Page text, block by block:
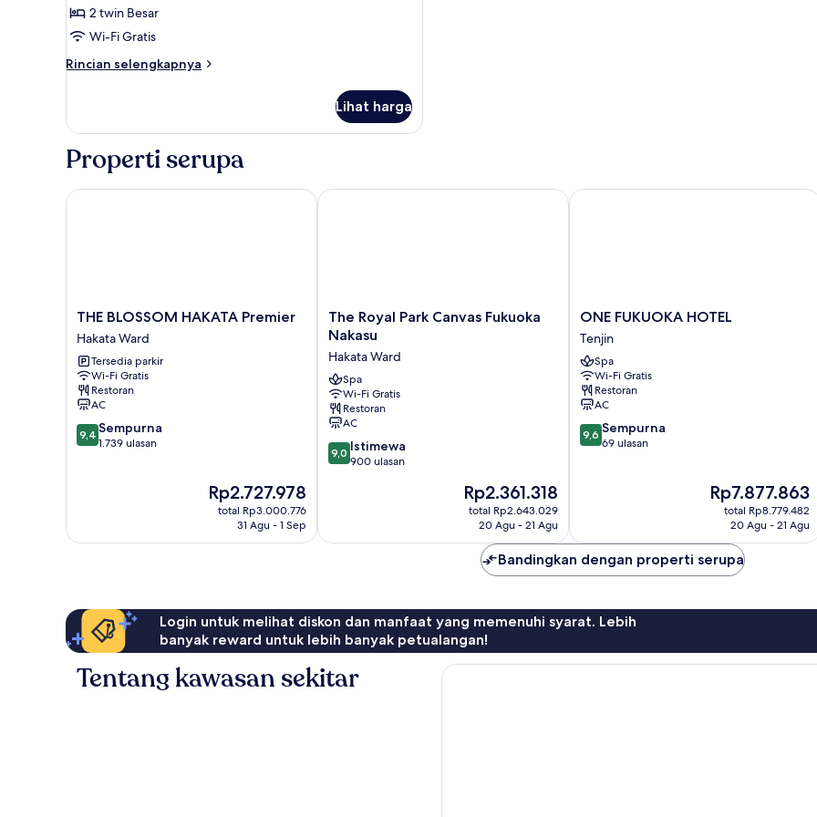
(Club
Lounge
Access)
2 twin Besar
Wi-Fi Gratis
Rincian selengkapnya
Rincian
Kamar
Bebas
Rokok
Lihat harga
Properti serupa
THE
BLOSSOM
HAKATA
Premier
Hakata
Ward
THE BLOSSOM HAKATA Premier
Hakata Ward
Tersedia parkir
Wi-Fi Gratis
Restoran
AC
9.4
dari
9,4 Sempurna
1.739 ulasan
Harga
sekarang
Rp2.727.978
Rp2.727.978
total Rp3.000.776
31 Agu - 1 Sep
THE BLOSSOM HAKATA Premier
The
Royal
Canvas
Fukuoka
Nakasu
Hakata
Ward
The Royal Park Canvas Fukuoka
Nakasu
Hakata Ward
Spa
Wi-Fi Gratis
Restoran
AC
9.0
dari
9,0 Istimewa
900 ulasan
Harga
sekarang
Rp2.361.318
Rp2.361.318
total Rp2.643.029
20 Agu - 21 Agu
The Royal Park Canvas Fukuoka Nakasu
ONE
FUKUOKA
HOTEL
Tenjin
ONE FUKUOKA HOTEL
Tenjin
Spa
Wi-Fi Gratis
Restoran
AC
9.6
dari
9,6 Sempurna
69 ulasan
Harga
sekarang
Rp7.877.863
Rp7.877.863
total Rp8.779.482
20 Agu - 21 Agu
ONE FUKUOKA HOTEL
Bandingkan dengan properti serupa
Login untuk melihat diskon dan manfaat yang memenuhi syarat. Lebih
banyak reward untuk lebih banyak petualangan!
Tentang kawasan sekitar